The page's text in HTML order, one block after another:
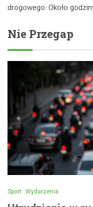
drogowego. Około
Nie Przegap
Sport Wydarzenia